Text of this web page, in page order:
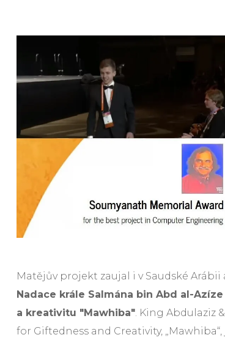
Matějův projekt zaujal i v Saudské Arábii
Nadace krále Salmána bin Abd al-
a kreativitu "Mawhiba". King Abdulaziz
for Giftedness and Creativity,